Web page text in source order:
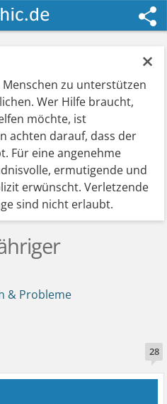
×
zu unterstützen
Wer Hilfe braucht,
möchte, ist
achten darauf, dass der
Für eine angenehme
ermutigende und
erwünscht. Verletzende
sind nicht erlaubt.
& Probleme
28